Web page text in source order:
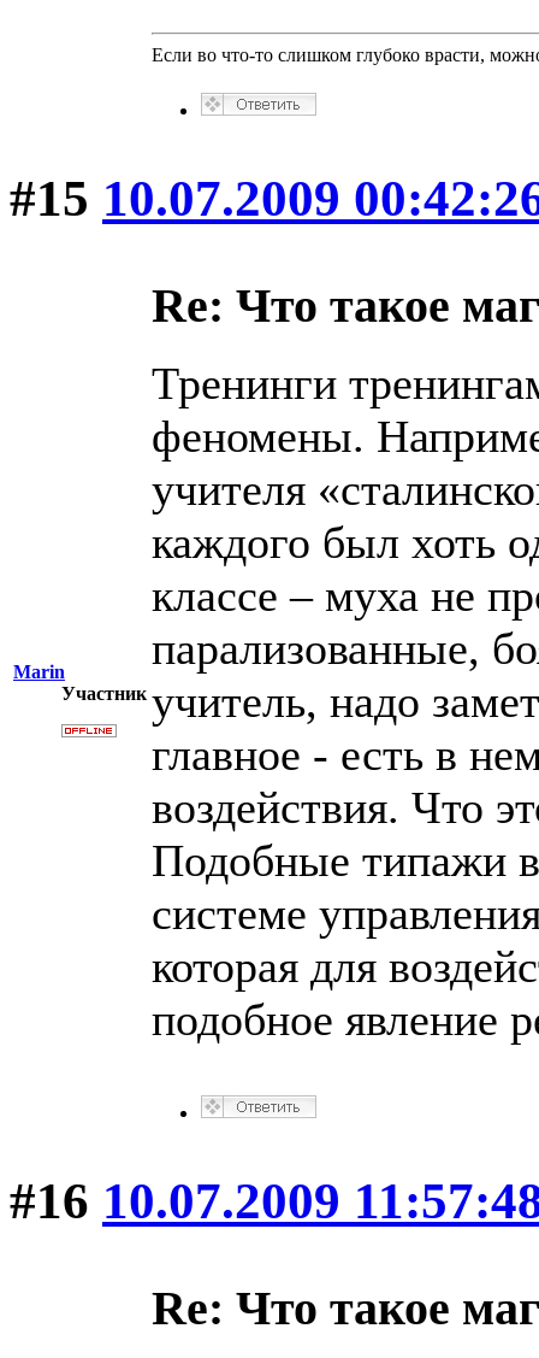
Если во что-то слишком глубоко врасти,
#15 10.07.2009
Marin
Участник
Re: Что такое
Тренинги
феномены.
учителя
каждого был хоть
классе – муха не
парализованные,
учитель, надо
главное - есть в
воздействия. Что
Подобные типажи
системе
которая для
подобное явление
#16 10.07.2009
Re: Что такое